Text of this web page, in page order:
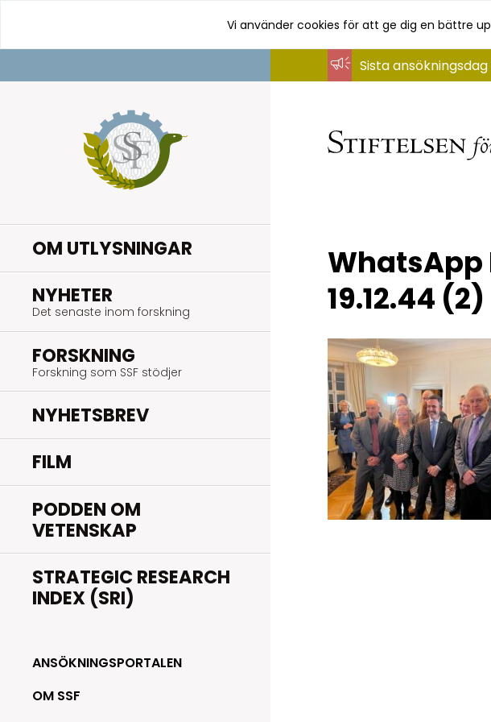
innehåll
Vi använder cookies för att ge dig en bättre
OM UTLYSNINGAR
NYHETER
Det senaste inom forskning
FORSKNING
Forskning som SSF stödjer
NYHETSBREV
FILM
PODDEN OM
VETENSKAP
STRATEGIC RESEARCH
INDEX (SRI)
ANSÖKNINGSPORTALEN
OM SSF
Sista
WhatsApp
19.12.44 (2)